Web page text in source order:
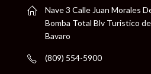
Nave 3 Calle Juan Morales
Bomba Total Blv Turistico
Bavaro
(809) 554-5900